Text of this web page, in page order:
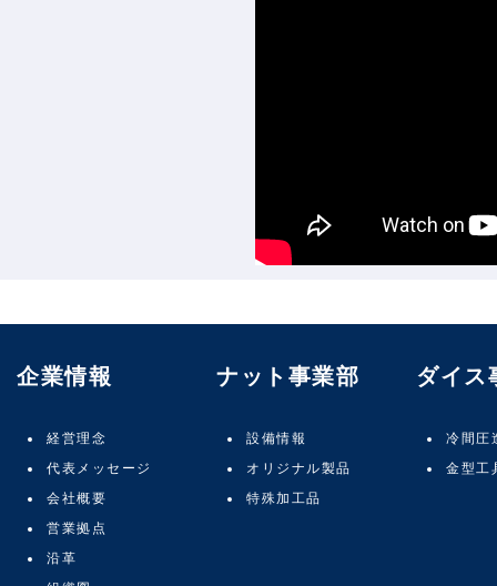
企業情報
経営理念
代表メッセージ
会社概要
営業拠点
沿革
ナット事業部
設備情報
オリジナル製品
特殊加工品
ダイス
冷間圧
金型工